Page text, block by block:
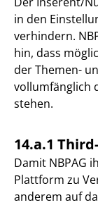
in den
verhindern.
hin, dass
der Themen-
vollumfänglich
stehen.
14.a.1
Damit NBPAG
Plattform zu
anderem auf